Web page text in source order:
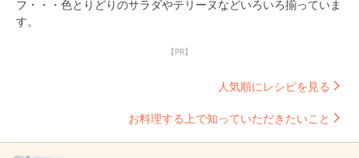
フ・・・色とりどりのサラダやテリーヌなどいろいろ揃っていま
す。
【PR】
人気順にレシピを見る
お料理する上で知っていただきたいこと